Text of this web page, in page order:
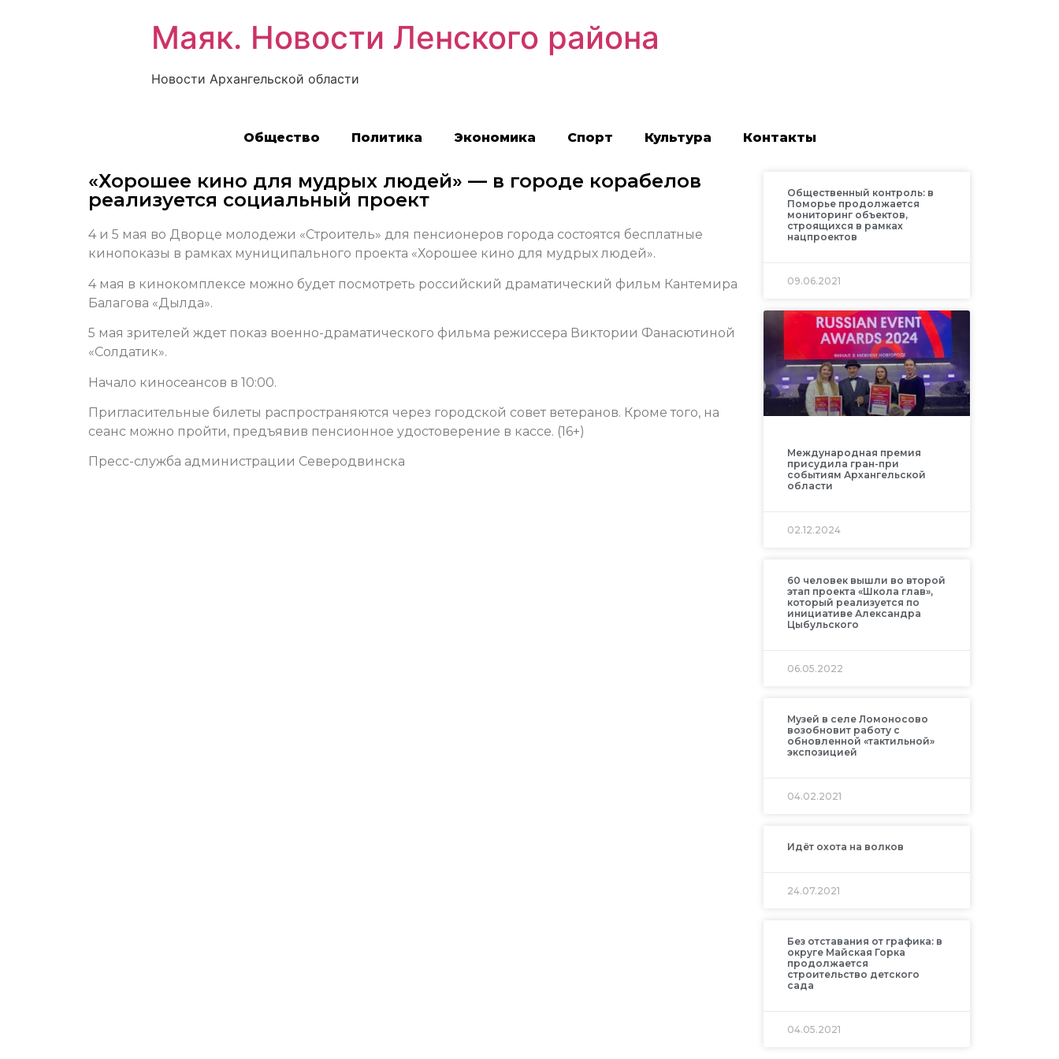
Маяк. Новости Ленского района
Новости Архангельской области
Общество Политика Экономика Спорт Культура Контакты
«Хорошее кино для мудрых людей» — в городе корабелов
реализуется социальный проект
4 и 5 мая во Дворце молодежи «Строитель» для пенсионеров города состоятся бесплатные
кинопоказы в рамках муниципального проекта «Хорошее кино для мудрых людей».
4 мая в кинокомплексе можно будет посмотреть российский драматический фильм Кантемира
Балагова «Дылда».
5 мая зрителей ждет показ военно-драматического фильма режиссера Виктории Фанасютиной
«Солдатик».
Начало киносеансов в 10:00.
Пригласительные билеты распространяются через городской совет ветеранов. Кроме того, на
сеанс можно пройти, предъявив пенсионное удостоверение в кассе. (16+)
Пресс-служба администрации Северодвинска
Общественный контроль: в
Поморье продолжается
мониторинг объектов,
строящихся в рамках
нацпроектов
09.06.2021
Международная премия
присудила гран-при
событиям Архангельской
области
02.12.2024
60 человек вышли во второй
этап проекта «Школа глав»,
который реализуется по
инициативе Александра
Цыбульского
06.05.2022
Музей в селе Ломоносово
возобновит работу с
обновленной «тактильной»
экспозицией
04.02.2021
Идёт охота на волков
24.07.2021
Без отставания от графика: в
округе Майская Горка
продолжается
строительство детского
сада
04.05.2021